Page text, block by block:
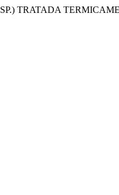
TRATADA